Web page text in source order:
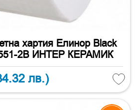
хартия Елинор Black
2B ИНТЕР КЕРАМИК
лв.)